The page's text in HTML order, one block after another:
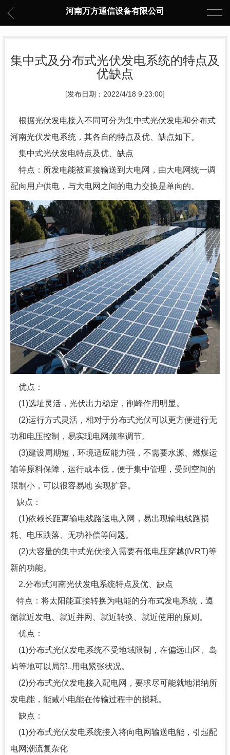
河南万方通信设备有限公司
集中式及分布式光伏发电系统的特点及
优缺点
[发布日期：2022/4/18 9:23:00]
根据光伏发电接入不同可分为集中式光伏发电和分布式
河南光伏发电系统 ，其各自的特点及优、缺点如下。
集中式光伏发电特点及优、缺点
特点：所发电能被直接输送到大电网，由大电网统一调
配向用户供电，与大电网之间的电力交换是单向的。
优点：
(1)选址灵活，光伏出力稳定，削峰作用明显。
(2)运行方式灵活，相对于分布式光伏可以更方便进行无
功和电压控制，易实现电网频率调节。
(3)建设周期短，环境适应能力强，不需要水源、燃煤运
输等原料保障，运行成本低，便于集中管理，受到空间的
限制小，可以很容易地 实现扩容。
缺点：
(1)依赖长距离输电线路送电入网，易出现输电线路损
耗、电压跌落、无功补偿等问题。
(2)大容量的集中式光伏接入需要有低电压穿越(IVRT)等
新的功能。
2.分布式河南光伏发电系统特点及优、缺点
特点：将太阳能直接转换为电能的分布式发电系统，遵
循就近发电、就近并网、就近转换、就近使用的原则。
优点：
(1)分布式光伏发电系统不受地域限制，在偏远山区、岛
屿等地可以局部..用电紧张状况。
(2)分布式光伏发电接入配电网，要求尽可能就地消纳所
发电能，能减小电能在传输过程中的损耗。
缺点：
(1)分布式光伏发电系统接入将向电网输送电能，引起配
电网潮流复杂化